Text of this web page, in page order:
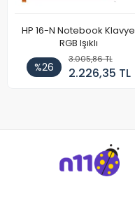
HP 16-N Notebook Klavye
RGB Işıklı
%26
3.005,86 TL
2.226,35 TL